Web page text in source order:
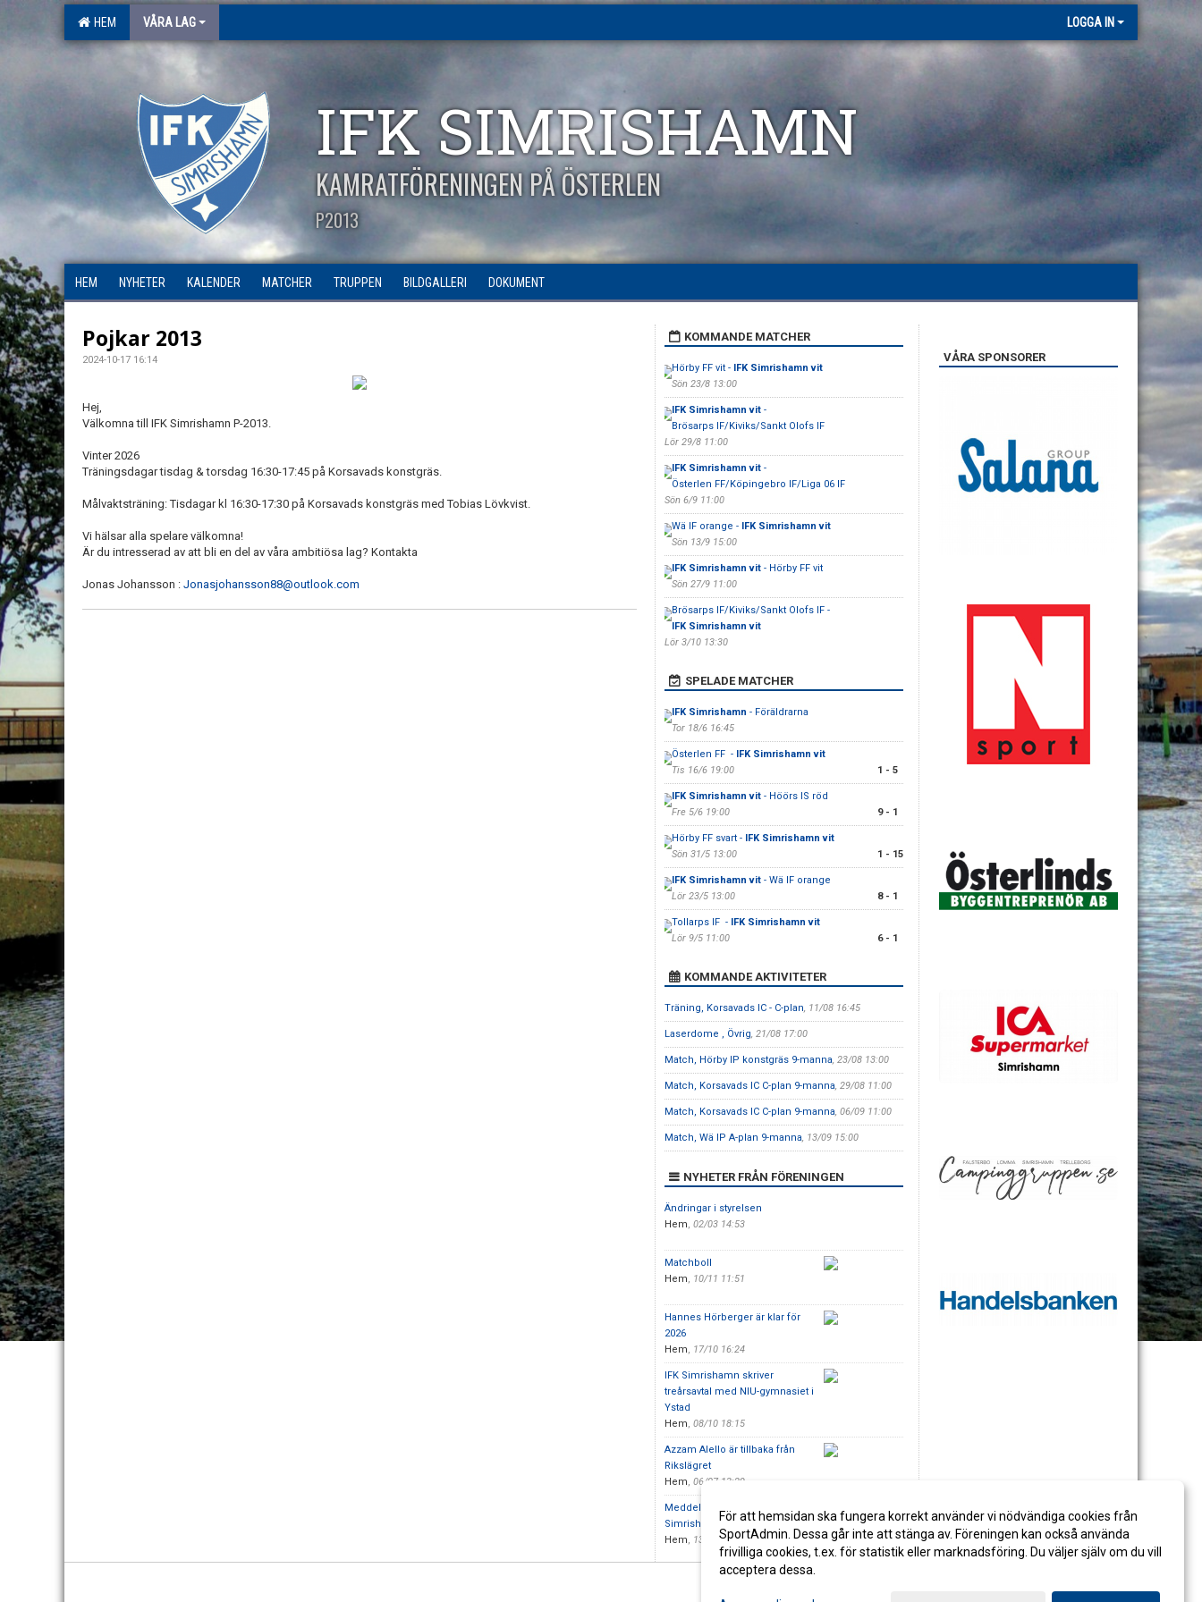
HEM VÅRA LAG LOGGA IN
IFK SIMRISHAMN
KAMRATFÖRENINGEN PÅ ÖSTERLEN
P2013
HEM NYHETER KALENDER MATCHER TRUPPEN BILDGALLERI DOKUMENT
Pojkar 2013
2024-10-17 16:14
Hej,
Välkomna till IFK Simrishamn P-2013.
Vinter 2026
Träningsdagar tisdag & torsdag 16:30-17:45 på Korsavads konstgräs.
Målvaktsträning: Tisdagar kl 16:30-17:30 på Korsavads konstgräs med Tobias Lövkvist.
Vi hälsar alla spelare välkomna!
Är du intresserad av att bli en del av våra ambitiösa lag? Kontakta
Jonas Johansson : Jonasjohansson88@outlook.com
KOMMANDE MATCHER
Hörby FF vit - IFK Simrishamn vit
Sön 23/8 13:00
IFK Simrishamn vit-
Brösarps IF/Kiviks/Sankt Olofs IF
Lör 29/8 11:00
IFK Simrishamn vit-
Österlen FF/Köpingebro IF/Liga 06 IF
Sön 6/9 11:00
Wä IF orange - IFK Simrishamn vit
Sön 13/9 15:00
IFK Simrishamn vit- Hörby FF vit
Sön 27/9 11:00
Brösarps IF/Kiviks/Sankt Olofs IF -
IFK Simrishamn vit
Lör 3/10 13:30
SPELADE MATCHER
IFK Simrishamn - Föräldrarna
Tor 18/6 16:45
Österlen FF - IFK Simrishamn vit
Tis 16/6 19:00
1 - 5
IFK Simrishamn vit- Höörs IS röd
Fre 5/6 19:00
9 - 1
Hörby FF svart - IFK Simrishamn vit
Sön 31/5 13:00
1 - 15
IFK Simrishamn vit- Wä IF orange
Lör 23/5 13:00
8 - 1
Tollarps IF - IFK Simrishamn vit
Lör 9/5 11:00
6 - 1
KOMMANDE AKTIVITETER
Träning, Korsavads IC - C-plan, 11/08 16:45
Laserdome , Övrig, 21/08 17:00
Match, Hörby IP konstgräs 9-manna, 23/08 13:00
Match, Korsavads IC C-plan 9-manna, 29/08 11:00
Match, Korsavads IC C-plan 9-manna, 06/09 11:00
Match, Wä IP A-plan 9-manna, 13/09 15:00
NYHETER FRÅN FÖRENINGEN
Ändringar i styrelsen
Hem, 02/03 14:53
Matchboll
Hem, 10/11 11:51
Hannes Hörberger är klar för
2026
Hem, 17/10 16:24
IFK Simrishamn skriver
treårsavtal med NIU-gymnasiet i
Ystad
Hem, 08/10 18:15
Azzam Alello är tillbaka från
Rikslägret
Hem, 06/07 13:29
Meddelande från klubben - IFK
Simrishamn United
Hem, 13/03 21:12
VÅRA SPONSORER
För att hemsidan ska fungera korrekt använder vi nödvändiga cookies från
SportAdmin. Dessa går inte att stänga av. Föreningen kan också använda
frivilliga cookies, t.ex. för statistik eller marknadsföring. Du väljer själv om du vill
acceptera dessa.